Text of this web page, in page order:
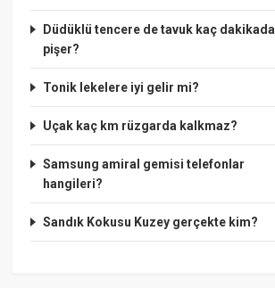
Düdüklü tencere de tavuk kaç dakikada
pişer?
Tonik lekelere iyi gelir mi?
Uçak kaç km rüzgarda kalkmaz?
Samsung amiral gemisi telefonlar
hangileri?
Sandık Kokusu Kuzey gerçekte kim?